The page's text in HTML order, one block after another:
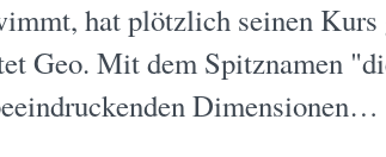
hat plötzlich seinen Kurs
Geo. Mit dem Spitznamen
Dimensionen…